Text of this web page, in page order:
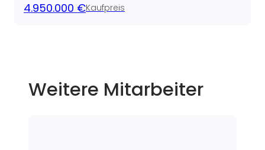
4.950.000 €Kaufpreis
Weitere Mitarbeiter